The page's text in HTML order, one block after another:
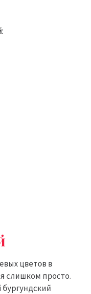
:
цветов в
слишком просто.